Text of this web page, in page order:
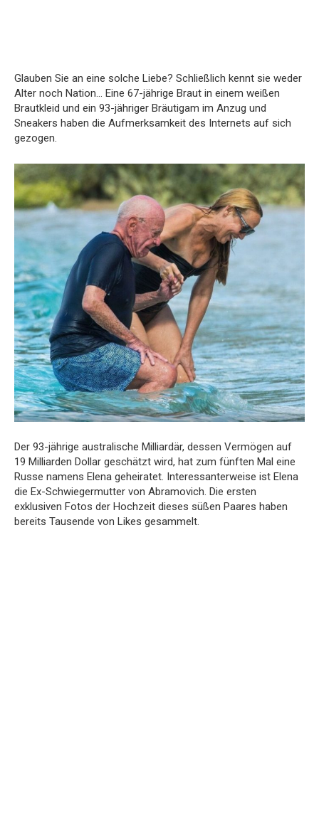
Glauben Sie an eine solche Liebe? Schließlich kennt sie weder
Alter noch Nation… Eine 67-jährige Braut in einem weißen
Brautkleid und ein 93-jähriger Bräutigam im Anzug und
Sneakers haben die Aufmerksamkeit des Internets auf sich
gezogen.
Der 93-jährige australische Milliardär, dessen Vermögen auf
19 Milliarden Dollar geschätzt wird, hat zum fünften Mal eine
Russe namens Elena geheiratet. Interessanterweise ist Elena
die Ex-Schwiegermutter von Abramovich. Die ersten
exklusiven Fotos der Hochzeit dieses süßen Paares haben
bereits Tausende von Likes gesammelt.